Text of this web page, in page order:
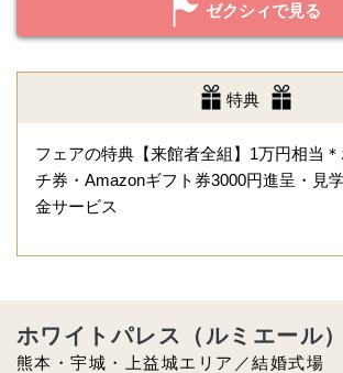
ゼクシィで見る
特典
フェアの特典【来館者全組】1万円相当
チ券・Amazonギフト券3000円進呈・見
金サービス
熊本・宇城・上益城エリア／結婚式場
ホワイトパレス（ルミエール）